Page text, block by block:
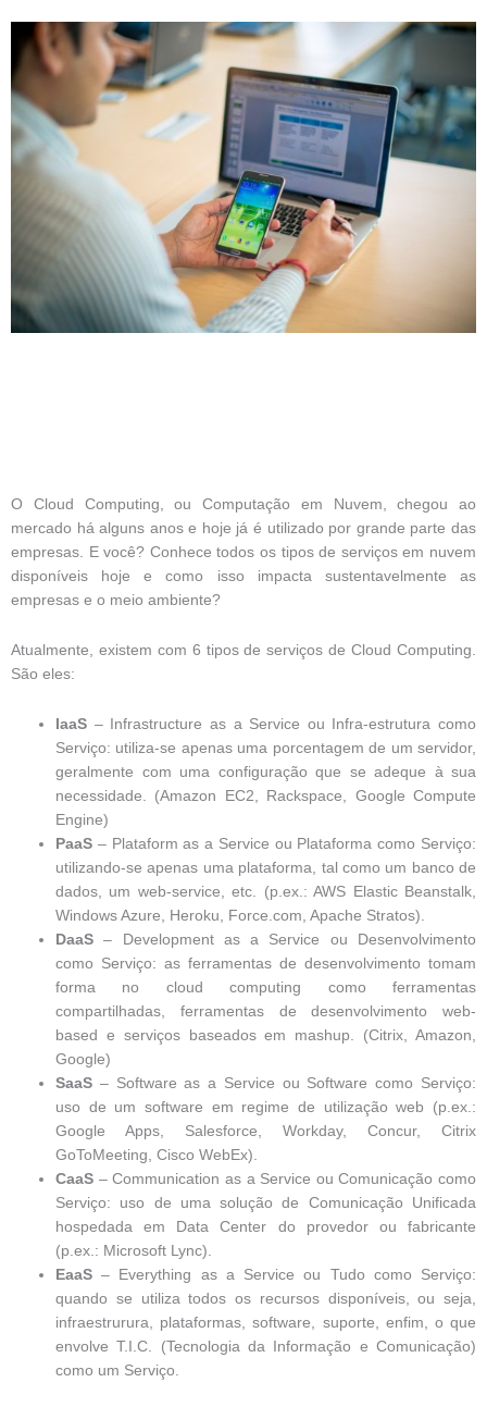
O Cloud Computing, ou Computação em Nuvem, chegou ao
mercado há alguns anos e hoje já é utilizado por grande parte das
empresas. E você? Conhece todos os tipos de serviços em nuvem
disponíveis hoje e como isso impacta sustentavelmente as
empresas e o meio ambiente?
Atualmente, existem com 6 tipos de serviços de Cloud Computing.
São eles:
IaaS – Infrastructure as a Service ou Infra-estrutura como
Serviço: utiliza-se apenas uma porcentagem de um servidor,
geralmente com uma configuração que se adeque à sua
necessidade. (Amazon EC2, Rackspace, Google Compute
Engine)
PaaS – Plataform as a Service ou Plataforma como Serviço:
utilizando-se apenas uma plataforma, tal como um banco de
dados, um web-service, etc. (p.ex.: AWS Elastic Beanstalk,
Windows Azure, Heroku, Force.com, Apache Stratos).
DaaS – Development as a Service ou Desenvolvimento
como Serviço: as ferramentas de desenvolvimento tomam
forma no cloud computing como ferramentas
compartilhadas, ferramentas de desenvolvimento web-
based e serviços baseados em mashup. (Citrix, Amazon,
Google)
SaaS – Software as a Service ou Software como Serviço:
uso de um software em regime de utilização web (p.ex.:
Google Apps, Salesforce, Workday, Concur, Citrix
GoToMeeting, Cisco WebEx).
CaaS – Communication as a Service ou Comunicação como
Serviço: uso de uma solução de Comunicação Unificada
hospedada em Data Center do provedor ou fabricante
(p.ex.: Microsoft Lync).
EaaS – Everything as a Service ou Tudo como Serviço:
quando se utiliza todos os recursos disponíveis, ou seja,
infraestrurura, plataformas, software, suporte, enfim, o que
envolve T.I.C. (Tecnologia da Informação e Comunicação)
como um Serviço.